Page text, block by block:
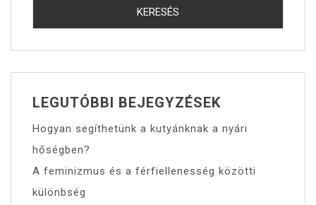
LEGUTÓBBI BEJEGYZÉSEK
Hogyan segíthetünk a kutyánknak a nyári
hőségben?
A feminizmus és a férfiellenesség közötti
különbség